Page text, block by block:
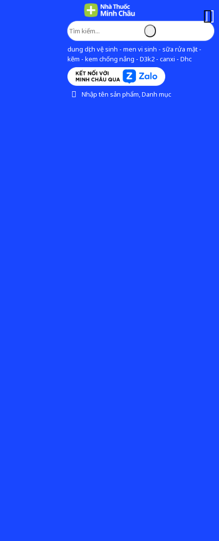
dung dịch vệ sinh - men vi sinh - sữa rửa mặt -
kẽm - kem chống nắng - D3k2 - canxi - Dhc
Nhập tên sản phẩm, Danh mục